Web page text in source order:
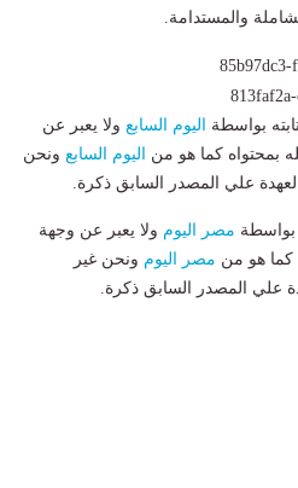
والمستدامة.
بواسطة اليوم السابع ولا يعبر عن
بمحتواه كما هو من اليوم السابع ونحن
علي المصدر السابق ذكرة.
بواسطة مصر اليوم ولا يعبر عن وجهة
كما هو من مصر اليوم ونحن غير
علي المصدر السابق ذكرة.